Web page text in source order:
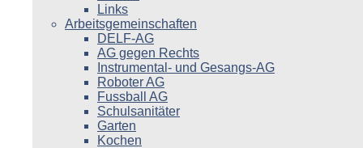
Links
Arbeitsgemeinschaften
DELF-AG
AG gegen Rechts
Instrumental- und Gesangs-AG
Roboter AG
Fussball AG
Schulsanitäter
Garten
Kochen